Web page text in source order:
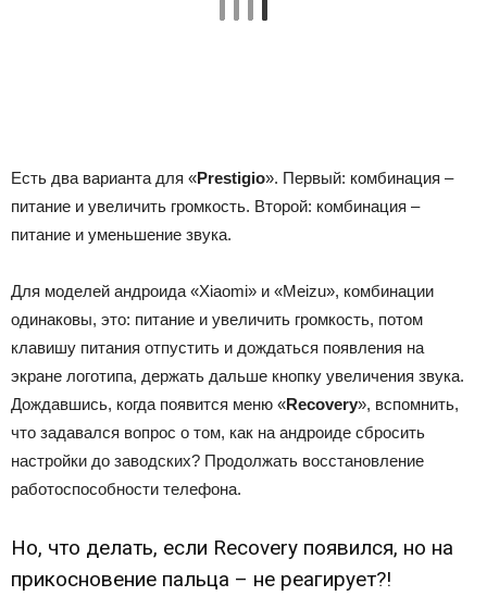
Есть два варианта для «Prestigio». Первый: комбинация –
питание и увеличить громкость. Второй: комбинация –
питание и уменьшение звука.
Для моделей андроида «Xiaomi» и «Meizu», комбинации
одинаковы, это: питание и увеличить громкость, потом
клавишу питания отпустить и дождаться появления на
экране логотипа, держать дальше кнопку увеличения звука.
Дождавшись, когда появится меню «Recovery», вспомнить,
что задавался вопрос о том, как на андроиде сбросить
настройки до заводских? Продолжать восстановление
работоспособности телефона.
Но, что делать, если Recovery появился, но на
прикосновение пальца – не реагирует?!